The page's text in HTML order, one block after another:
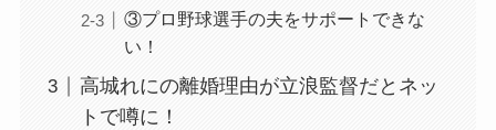
③プロ野球選手の夫をサポートできな
い！
高城れにの離婚理由が立浪監督だとネッ
トで噂に！